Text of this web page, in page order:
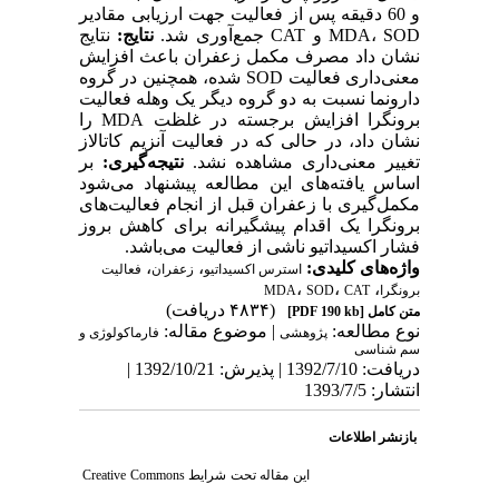
و 60 دقیقه پس از فعالیت جهت ارزیابی مقادیر
‌MDA، SOD و CAT جمع‌آوری شد.
نتایج: نتایج
نشان داد مصرف مکمل زعفران باعث افزایش
معنی‌داری فعالیت SOD شده‌، همچنین در گروه
دارونما نسبت به دو گروه دیگر یک وهله فعالیت
برونگرا افزایش برجسته در غلظت MDA را
نشان داد، در حالی که در فعالیت آنزیم‌ کاتالاز
تغییر معنی‌داری مشاهده نشد.نتیجه‌گیری: بر
اساس یافته‌های این مطالعه پیشنهاد می‌شود
مکمل‌گیری با زعفران قبل از انجام فعالیت‌های
برونگرا یک اقدام پیشگیرانه برای کاهش بروز
فشار اکسیداتیو ناشی از فعالیت می‌باشد.
واژه‌های کلیدی: استرس اکسیداتیو، زعفران، فعالیت
برونگرا، MDA‌،SOD‌،CAT
متن کامل [PDF 190 kb]
(۴۸۳۴ دریافت)
نوع مطالعه: پژوهشی| موضوع مقاله: فارماكولوژی و
سم شناسی
دریافت: 1392/7/10 | پذیرش: 1392/10/21 |
انتشار: 1393/7/5
بازنشر اطلاعات
این مقاله تحت شرایطCreative Commons